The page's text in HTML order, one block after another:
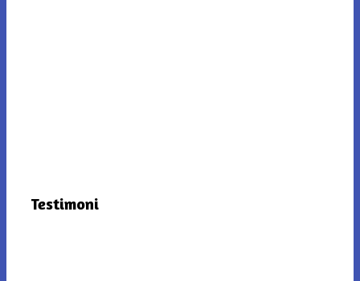
Testimoni